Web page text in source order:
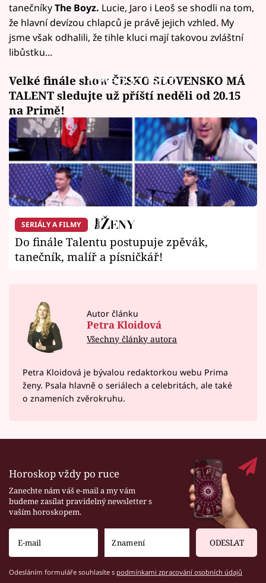
tanečníkyThe Boyz. Lucie, Jaro i Leoš se shodli na tom,
že hlavní devízou chlapců je právě jejich vzhled. My
jsme však odhalili, že tihle kluci mají takovou zvláštní
libůstku...
Failed to fetch
Velké finále show ČESKO SLOVENSKO MÁ
TALENT sledujte už příští neděli od 20.15
na Primě!
SERIÁLY A FILMY
Do finále Talentu postupuje zpěvák,
tanečník, malíř a písničkář!
Autor článku
Petra Kloidová
Všechny články autora
Petra Kloidová je bývalou redaktorkou webu Prima
ženy. Psala hlavně o seriálech a celebritách, ale také
o znameních zvěrokruhu.
Horoskop vždy po ruce
Zanechte nám váš e-mail a my vám
budeme zasílat pravidelný newsletter s
vaším horoskopem.
ODESLAT
Odesláním formuláře souhlasíte s podmínkami zpracování osobních údajů